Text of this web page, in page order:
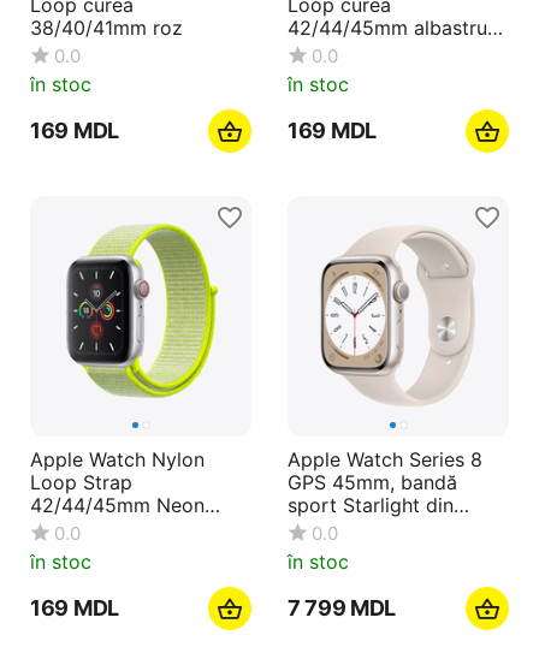
Loop curea
38/40/41mm roz
0.0
în stoc
‍169‍ MDL
Loop curea
42/44/45mm albastru
deschis
0.0
în stoc
‍169‍ MDL
Apple Watch Nylon
Loop Strap
42/44/45mm Neon
Green
0.0
în stoc
‍169‍ MDL
Apple Watch Series 8
GPS 45mm, bandă
sport Starlight din
aluminiu Starlight
0.0
în stoc
7 799 MDL